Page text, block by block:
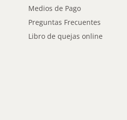
Medios de Pago
Preguntas Frecuentes
Libro de quejas online